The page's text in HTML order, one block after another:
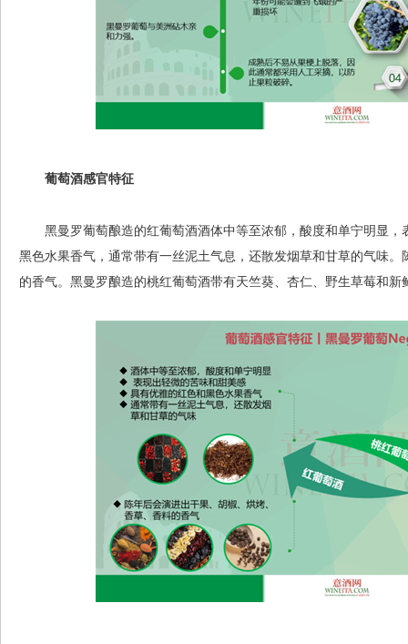
葡萄酒感官特征
黑曼罗葡萄酿造的红葡萄酒酒体中等至浓郁，酸度和单宁明显，
黑色水果香气，通常带有一丝泥土气息，还散发烟草和甘草的气味
的香气。黑曼罗酿造的桃红葡萄酒带有天竺葵、杏仁、野生草莓和新